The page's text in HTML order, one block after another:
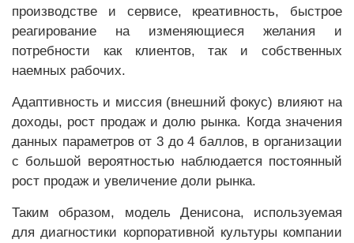
производстве и сервисе, креативность, быстрое
реагирование на изменяющиеся желания и
потребности как клиентов, так и собственных
наемных рабочих.
Адаптивность и миссия (внешний фокус) влияют на
доходы, рост продаж и долю рынка. Когда значения
данных параметров от 3 до 4 баллов, в организации
с большой вероятностью наблюдается постоянный
рост продаж и увеличение доли рынка.
Таким образом, модель Денисона, используемая
для диагностики корпоративной культуры компании